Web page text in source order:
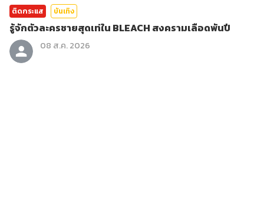
ติดกระแส บันเทิง
รู้จักตัวละครชายสุดเท่ใน BLEACH สงครามเลือดพันปี
08 ส.ค. 2026